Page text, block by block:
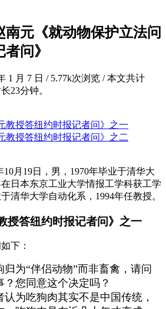
南元《就动物保护立法问
问》
1 月 7 日 /5.77k次浏览 /本文共计
23分钟。
教授答纽约时报记者问》之一
教授答纽约时报记者问》之二
10月19日，男，1970年毕业于清华大
日本东京工业大学情报工学科获工学
清华大学自动化系，1994年任教授。
授答纽约时报记者问》之一
下：
为“伴侣动物”而非畜禽，请问
您同意这个决定吗？
为吃狗肉其实不是中国传统，